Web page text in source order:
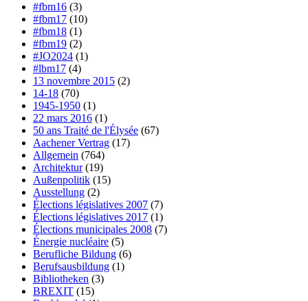
#fbm16 (3)
#fbm17 (10)
#fbm18 (1)
#fbm19 (2)
#JO2024 (1)
#lbm17 (4)
13 novembre 2015 (2)
14-18 (70)
1945-1950 (1)
22 mars 2016 (1)
50 ans Traité de l'Élysée (67)
Aachener Vertrag (17)
Allgemein (764)
Architektur(19)
Außenpolitik (15)
Ausstellung (2)
Élections législatives 2007 (7)
Élections législatives 2017 (1)
Élections municipales 2008 (7)
Énergie nucléaire (5)
Berufliche Bildung (6)
Berufsausbildung (1)
Bibliotheken (3)
BREXIT (15)